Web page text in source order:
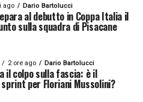
ago Dario Bartolucci
al debutto in Coppa Italia il
sulla squadra di Pisacane
2 ore ago Dario Bartolucci
il colpo sulla fascia: è il
per Floriani Mussolini?